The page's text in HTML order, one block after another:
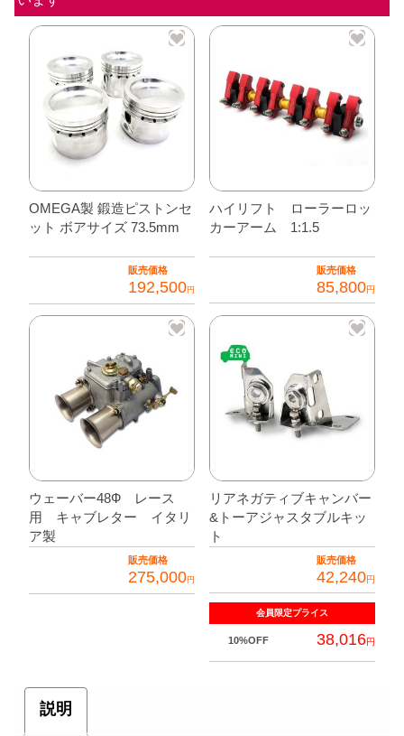
ア
ク
キ
ッ
OMEGA製 鍛造ピストンセ
ット ボアサイズ 73.5mm
販売価格
192,500円
ハイリフト ローラーロッ
カーアーム 1:1.5
販売価格
85,800円
ウェーバー48Ф レース
用 キャブレター イタリ
ア製
販売価格
275,000円
リアネガティブキャンバー
&トーアジャスタブルキッ
ト
販売価格
42,240円
会員限定プライス
10%OFF 38,016円
説明